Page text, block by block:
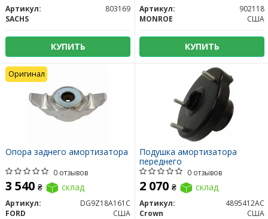
Артикул:
803169
SACHS
КУПИТЬ
Артикул:
902118
MONROE
США
КУПИТЬ
Опора заднего амортизатора
0 отзывов
3 540 ₴ склад
Артикул:
DG9Z18A161C
FORD
США
Оригинал
Подушка амортизатора
переднего
0 отзывов
2 070 ₴ склад
Артикул:
4895412AC
Crown
США